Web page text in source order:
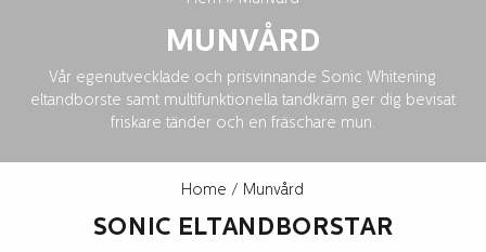
MUNVÅRD
Vår egenutvecklade och prisvinnande Sonic Whitening
eltandborste samt multifunktionella tandkräm ger dig bevisat
friskare tänder och en fräschare mun.
Home / Munvård
SONIC ELTANDBORSTAR